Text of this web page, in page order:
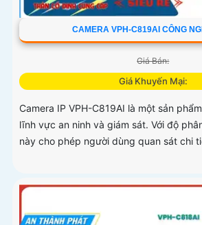
CAMERA VPH-C819AI CÔNG
Giá Bán:
Giá Khuyến Mại:
Camera IP VPH-C819AI là một sản
lĩnh vực an ninh và giám sát. Với độ
này cho phép người dùng quan sát chi